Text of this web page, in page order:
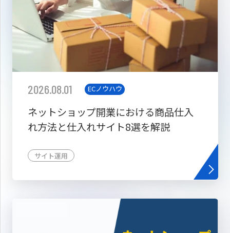
2026.08.01 ECノウハウ
ネットショップ開業における商品仕入
れ方法と仕入れサイト8選を解説
サイト運用